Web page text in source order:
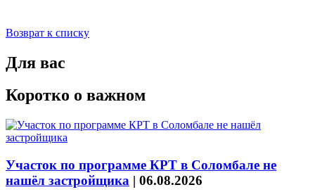
Возврат к списку
Для вас
Коротко о важном
Участок по программе КРТ в Соломбале не
нашёл застройщика | 06.08.2026